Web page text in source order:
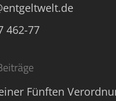
462-77
Fünften